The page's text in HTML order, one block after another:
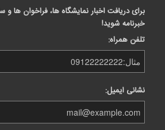
برای دریافت اخبار نمایشگاه ها، فراخوان ها و
خبرنامه شوید!
تلفن همراه:
نشانی ایمیل: